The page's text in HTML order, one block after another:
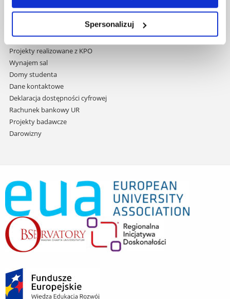
Spersonalizuj
Zamówienia publiczne
Projekty współfinansowane przez UE
Projekty realizowane z KPO
Wynajem sal
Domy studenta
Dane kontaktowe
Deklaracja dostępności cyfrowej
Rachunek bankowy UR
Projekty badawcze
Darowizny